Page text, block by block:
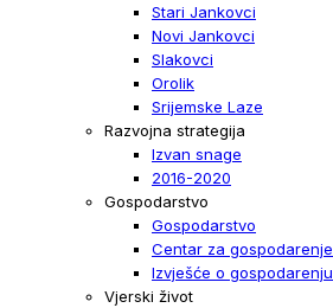
Stari Jankovci
Novi Jankovci
Slakovci
Orolik
Srijemske Laze
Razvojna strategija
Izvan snage
2016-2020
Gospodarstvo
Gospodarstvo
Centar za
Izvješće o
Vjerski život